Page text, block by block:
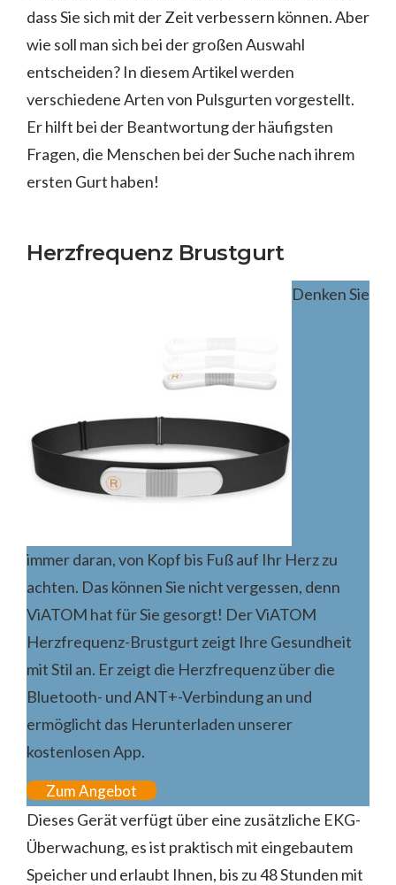
dass Sie sich mit der Zeit verbessern können. Aber
wie soll man sich bei der großen Auswahl
entscheiden? In diesem Artikel werden
verschiedene Arten von Pulsgurten vorgestellt.
Er hilft bei der Beantwortung der häufigsten
Fragen, die Menschen bei der Suche nach ihrem
ersten Gurt haben!
Herzfrequenz Brustgurt
Denken Sie
immer daran, von Kopf bis Fuß auf Ihr Herz zu
achten. Das können Sie nicht vergessen, denn
ViATOM hat für Sie gesorgt! Der ViATOM
Herzfrequenz-Brustgurt zeigt Ihre Gesundheit
mit Stil an. Er zeigt die Herzfrequenz über die
Bluetooth- und ANT+-Verbindung an und
ermöglicht das Herunterladen unserer
kostenlosen App.
Zum Angebot
Dieses Gerät verfügt über eine zusätzliche EKG-
Überwachung, es ist praktisch mit eingebautem
Speicher und erlaubt Ihnen, bis zu 48 Stunden mit